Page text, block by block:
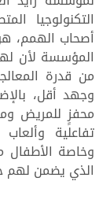
التكنولوجيا
أصحاب الهمم،
المؤسسة لأن
من قدرة
وجهد أقل،
محفزٍ للمريض
تفاعلية
وخاصة الأطفال
الذي يضمن لهم